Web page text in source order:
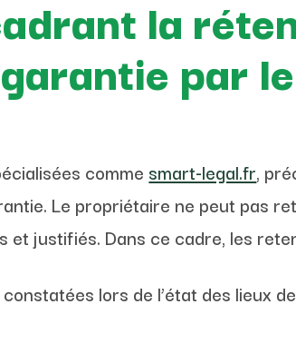
la
par le
comme smart-legal.fr,
Le propriétaire ne peut pas
justifiés. Dans ce cadre, les
lors de l’état des lieux